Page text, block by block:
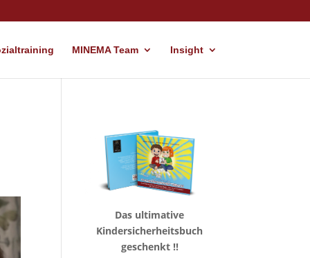
MINEMA Team Insight
Das ultimative
Kindersicherheitsbuch
geschenkt !!